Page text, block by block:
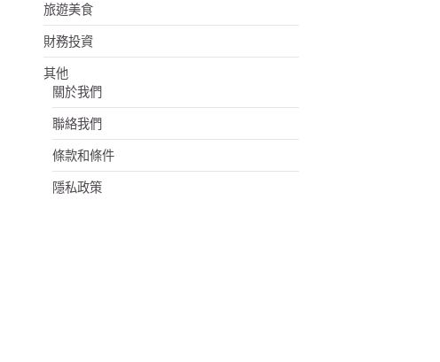
旅遊美食
財務投資
其他
關於我們
聯絡我們
條款和條件
隱私政策